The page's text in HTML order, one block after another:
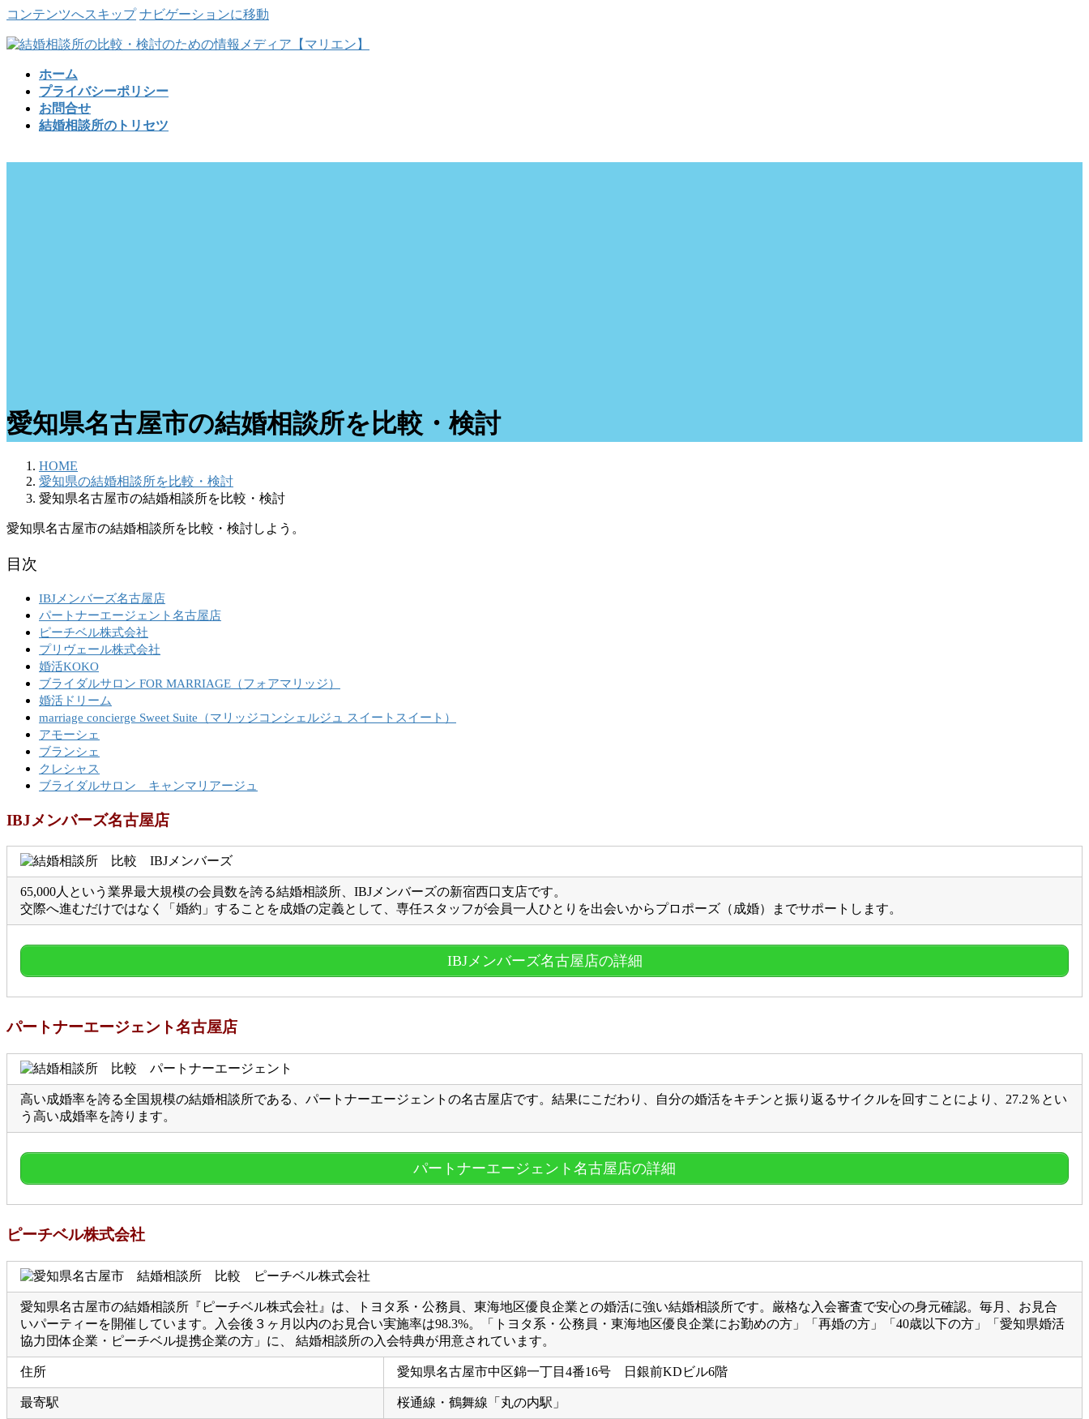
コンテンツへスキップ ナビゲーションに移動
ホーム
プライバシーポリシー
お問合せ
結婚相談所のトリセツ
愛知県名古屋市の結婚相談所を比較・検討
HOME
愛知県の結婚相談所を比較・検討
愛知県名古屋市の結婚相談所を比較・検討
愛知県名古屋市の結婚相談所を比較・検討しよう。
目次
IBJメンバーズ名古屋店
パートナーエージェント名古屋店
ピーチベル株式会社
プリヴェール株式会社
婚活KOKO
ブライダルサロン FOR MARRIAGE（フォアマリッジ）
婚活ドリーム
marriage concierge Sweet Suite（マリッジコンシェルジュ スイートスイート）
アモーシェ
ブランシェ
クレシャス
ブライダルサロン キャンマリアージュ
IBJメンバーズ名古屋店
65,000人という業界最大規模の会員数を誇る結婚相談所、IBJメンバーズの新宿西口支店です。
交際へ進むだけではなく「婚約」することを成婚の定義として、専任スタッフが会員一人ひとりを出会いからプロポーズ（成婚）までサポートします。
IBJメンバーズ名古屋店の詳細
パートナーエージェント名古屋店
高い成婚率を誇る全国規模の結婚相談所である、パートナーエージェントの名古屋店です。結果にこだわり、自分の婚活をキチンと振り返るサイクルを回すことにより、27.2％とい
う高い成婚率を誇ります。
パートナーエージェント名古屋店の詳細
ピーチベル株式会社
愛知県名古屋市の結婚相談所『ピーチベル株式会社』は、トヨタ系・公務員、東海地区優良企業との婚活に強い結婚相談所です。厳格な入会審査で安心の身元確認。毎月、お見合
いパーティーを開催しています。入会後３ヶ月以内のお見合い実施率は98.3%。「トヨタ系・公務員・東海地区優良企業にお勤めの方」「再婚の方」「40歳以下の方」「愛知県婚活
協力団体企業・ピーチベル提携企業の方」に、 結婚相談所の入会特典が用意されています。
住所 愛知県名古屋市中区錦一丁目4番16号 日銀前KDビル6階
最寄駅 桜通線・鶴舞線「丸の内駅」